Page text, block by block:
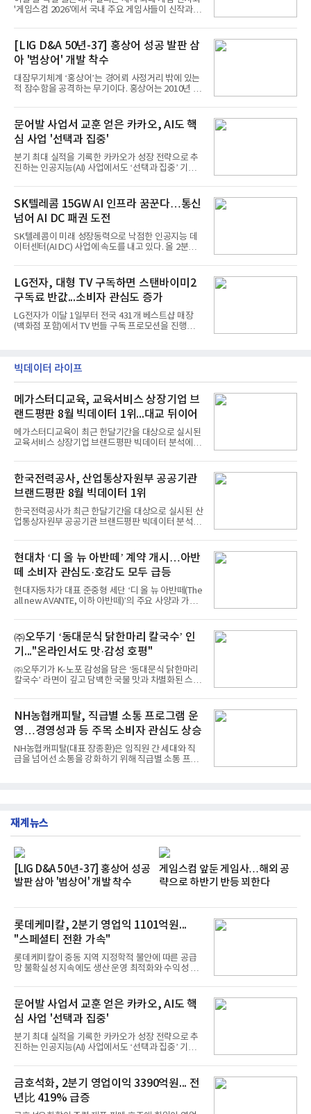
'게임스컴 2026'에서 국내 주요 게임사들이 신작과 글
체별로 엇갈린 가운데 하반기 신작 흥행과 해외 시장
성과가 실적을 좌우할 핵심 변수로 떠오르고 있다.8일
업계에 따르면 올해 상반기 게임업계는 기업별 성적
표가 크게 갈렸다. 대표적으로 크래프톤은 'PUBG: 배
틀그라운드'의 안정적인 성장에 힘입어 상반기 연결
기준 매출 2조6616억원, 영업이익 9725억원으로 역
대 최대 실적을 기록했다. 엔씨도 올해 출시한 '아이온
동기 대
[LIG D&A 50년-37] 홍상어 성공 발판 삼
아 '범상어' 개발 착수
대잠무기체계 ‘홍상어’는 경어뢰 사정거리 밖에 있는
적 잠수함을 공격하는 무기이다. 홍상어는 2010년 넥
이뤄졌다. 이후 2012년 한국형 구축함(KDX-1) 이상
의 함정에 실전 배치됐다.그해 7월 해군은 동해상에서
성능 검증을 위해 홍상어 시험발사를 실시했다. 이때
홍상어가 목표 지점에서 입수한 후 표적을 타격하지
못하고 물속에서 멈춰버리는 예상 밖의 일이 벌어졌
다. 2차 품질확인 사격 시험에서도 만족스러운 결과를
얻지 못했다. 완벽한 신뢰성 확보를 위해 LIG넥스원은
분야를
문어발 사업서 교훈 얻은 카카오, AI도 핵
심 사업 '선택과 집중'
분기 최대 실적을 기록한 카카오가 성장 전략으로 추
진하는 인공지능(AI) 사업에서도 ‘선택과 집중’ 기조
라 투자에 나서는 것과 달리, 카카오는 ‘카카오톡’이
라는 플랫폼 경쟁력을 활용한 AI 에이전트 서비스에
집중하는 전략이다. 과거 무리한 사업 확장 과정에서
겪었던 시행착오를 되풀이하지 않고 핵심 역량에 집
중하겠다는 취지로 풀이된다.7일 업계에 따르면 카카
오는 올해 2분기 연결 기준 매출 2조985억원, 영업이
익 2770억원을 기록했다. 전년 동기 대비 매출과 영업
은 4884억
SK텔레콤 15GW AI 인프라 꿈꾼다…통신
넘어 AI DC 패권 도전
SK텔레콤이 미래 성장동력으로 낙점한 인공지능 데
이터센터(AI DC) 사업에 속도를 내고 있다. 올 2분기
는 2035년까지 총 15GW(기가와트) 규모의 AI DC를
구축하겠다는 대형 청사진을 제시하면서다. 이에 따
라 경쟁 구도 역시 이동통신사인 KT, LG유플러스를
넘어 네이버, 삼성SDS 등 IT 인프라 기업으로 확장되
고 있다.7일 SK텔레콤에 따르면 회사는 올해 2분기
연결 기준 매출 4조 3591억원, 영업이익 5660억원을
기록했다. 매출은 전년 동기 대비 0.5%, 영업이익은
따른 기저효과가 실
LG전자, 대형 TV 구독하면 스탠바이미2
구독료 반값...소비자 관심도 증가
LG전자가 이달 1일부터 전국 431개 베스트샵 매장
(백화점 포함)에서 TV 번들 구독 프로모션을 진행하고
RGB 등 거실용 TV로 인기가 높은 베스트셀러 TV 20
모션 대상 모델과 혜택, 구독료 등 프로모션 세부 사항
은 베스트샵 판매 매니저에게 문의하면 자세히 안내
받을 수 있다.LG TV를 구독으로 이용하면 최대 6년까
지 구독 계약기간 내 무상 A/S를 받을 수 있으며, 이사
등으로 이전
빅데이터 라이프
메가스터디교육, 교육서비스 상장기업 브
랜드평판 8월 빅데이터 1위...대교 뒤이어
메가스터디교육이 최근 한달기간을 대상으로 실시된
교육서비스 상장기업 브랜드평판 빅데이터 분석에서
일 한국기업평판연구소(소장 구창환)는 국내 교육서
비스 상장기업 브랜드를 대상으로 지난 7월 7일부터
8월 7일까지 수집된 소비자 빅데이터 10,074,233건
을 분석한 결과, 메가스터디교육이 브랜드평판지수
1,710,926을 기록하며 8월 1위에 올랐다고 밝혔다.
분석에 활용된 빅데이터는 지난 7월(9,491,206건) 대
비 6.14% 증가한 수치로, 교육서비스 상장기업 브랜
디교육, 대교, 디지
한국전력공사, 산업통상자원부 공공기관
브랜드평판 8월 빅데이터 1위
한국전력공사가 최근 한달기간을 대상으로 실시된 산
업통상자원부 공공기관 브랜드평판 빅데이터 분석에
이 순으로 뒤를 이었다.7일 한국기업평판연구소(소장
구창환)는 산업통상자원부 공공기관 41개 브랜드를
대상으로 지난 7월 7일부터 8월 7일까지 수집된 소비
자 빅데이터 91,102,549건을 분석한 결과, 한국전력
공사가 브랜드평판지수 10,670,633을 기록하며 8월
1위에 올랐다고 밝혔다. 분석에 활용된 빅데이터는 지
난 7월(88,893,823건) 대비 2.48% 증가한 수치다.연
수력원자력, 한국석
현대차 ‘디 올 뉴 아반떼’ 계약 개시…아반
떼 소비자 관심도·호감도 모두 급등
현대자동차가 대표 준중형 세단 ‘디 올 뉴 아반떼(The
all new AVANTE, 이하 아반떼)’의 주요 사양과 가격
떼는 6년 만에 선보이는 8세대 완전변경 모델로, ▲정
교한 선과 면을 중심으로 완성한 파격적인 디자인 ▲
과거 중형 세단 수준으로 확대된 차체 제원 ▲글로벌
최고 수준의 안전성 ▲성능과 효율을 동시에 높인 주
행 완성도 ▲첨단 편의 및 디지털 사양 적용 등을 통해
글로벌 준중형 세단의 새로운 기준을 세웠다.아반떼
는 가솔린 2.0과 1.6 하이브리드 두 가지 파워트레인
넘
㈜오뚜기 ‘동대문식 닭한마리 칼국수’ 인
기..."온라인서도 맛·감성 호평"
㈜오뚜기가 K-노포 감성을 담은 ‘동대문식 닭한마리
칼국수’ 라면이 깊고 담백한 국물 맛과 차별화된 스토
혔다.‘동대문식 닭한마리 칼국수’는 예상을 뛰어넘는
소비자 호응에 힘입어 지난 7월 13일 첫 선을 보인 지
단 18일 만에 누적 판매량 50만 개를 돌파하는 성과를
거두었다.이번 신제품은 개발진이 전국의 닭한마리
전문점을 직접 찾아 다니며 최적의 육수 비율을 완성
했다. 자극적이지 않으면서도 깊은 닭육수에 마늘의
개운한 풍미를 더했으며, 국물이 잘 배어들면서도 쫄
NH농협캐피탈, 직급별 소통 프로그램 운
영…경영성과 등 주목 소비자 관심도 상승
NH농협캐피탈(대표 장종환)은 임직원 간 세대와 직
급을 넘어선 소통을 강화하기 위해 직급별 소통 프로
장·차장(7.29), ▲대리(7.30) 등 직급별로 총 4회에 걸
직문화 혁신과 업무 효율성 향상을 위한 다양한 활동
을 추진하며,새로운 변화와 이로운 영향력을 조직전
반에 전파하는 역할
재계뉴스
[LIG D&A 50년-37] 홍상어 성공
발판 삼아 '범상어' 개발 착수
게임스컴 앞둔 게임사…해외 공
략으로 하반기 반등 꾀한다
롯데케미칼, 2분기 영업익 1101억원...
"스페셜티 전환 가속"
롯데케미칼이 중동 지역 지정학적 불안에 따른 공급
망 불확실성 지속에도 생산 운영 최적화와 수익성 중
어갔다.롯데케미칼이 2026년 2분기 연결 기준 매출
액 5조6864억원, 영업이익 1101억원을 기록했다고 7
일 밝혔다. 사업별로는 기초화학 부문(롯데케미칼 기
초소재사업·LC타이탄·LC USA·롯데대산석화)이 매
출 3조9403억원, 영업이익 23억원을 기록했다. 정기
보수 영향과 원료 가격 변동에 따른 래깅 효과로 전분
기 대비 수익성은 둔화됐지만 흑자 전환 흐름을 유지
우호적인 환율 효과
문어발 사업서 교훈 얻은 카카오, AI도 핵
심 사업 '선택과 집중'
분기 최대 실적을 기록한 카카오가 성장 전략으로 추
진하는 인공지능(AI) 사업에서도 ‘선택과 집중’ 기조
라 투자에 나서는 것과 달리, 카카오는 ‘카카오톡’이
라는 플랫폼 경쟁력을 활용한 AI 에이전트 서비스에
집중하는 전략이다. 과거 무리한 사업 확장 과정에서
겪었던 시행착오를 되풀이하지 않고 핵심 역량에 집
중하겠다는 취지로 풀이된다.7일 업계에 따르면 카카
금호석화, 2분기 영업이익 3390억원... 전
년比 419% 급증